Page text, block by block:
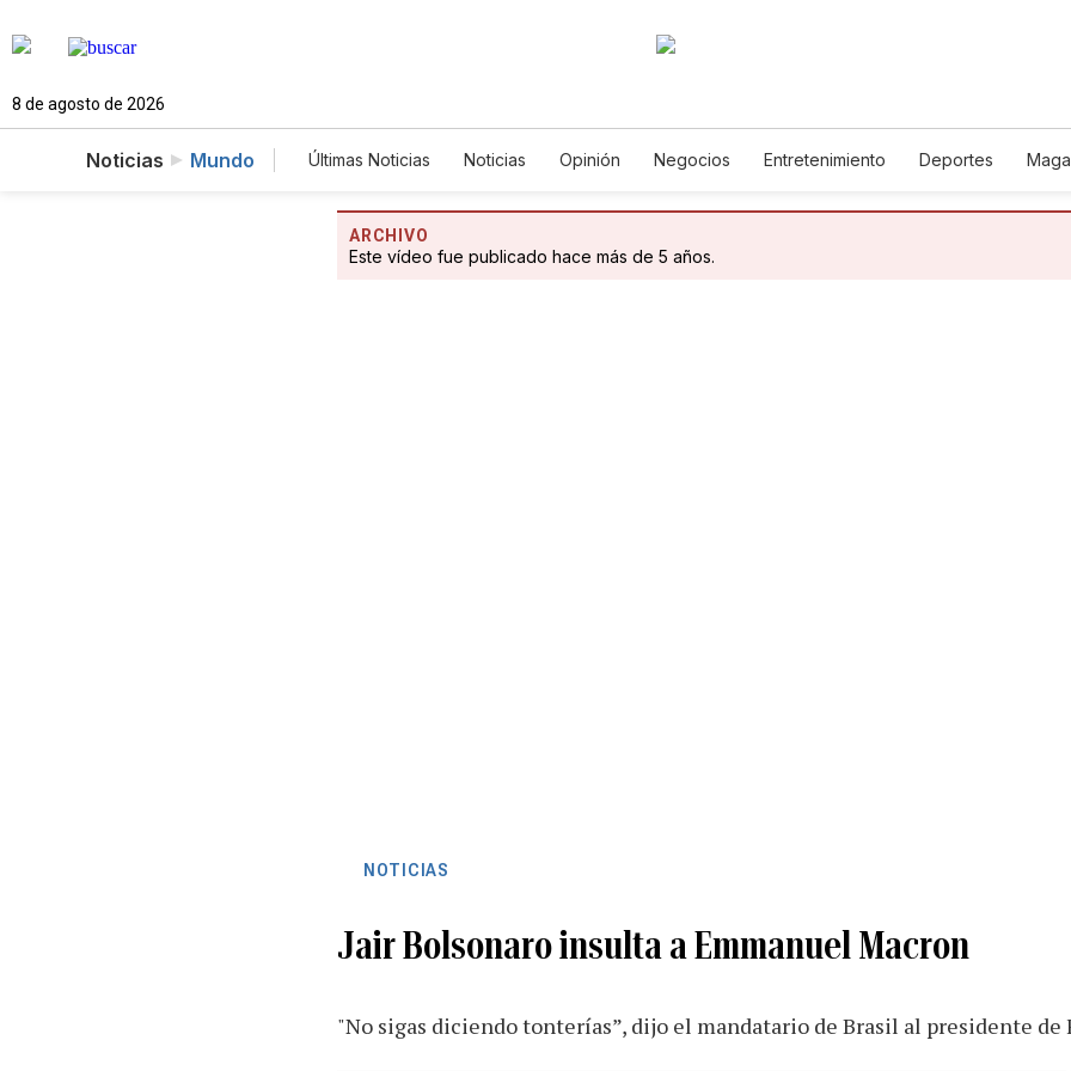
8 de agosto de 2026
Noticias Mundo Últimas Noticias Noticias Opinión Negocios Entretenimiento Deportes
ARCHIVO
Este vídeo fue publicado hace más de 5 años.
NOTICIAS
Jair Bolsonaro insulta a Emmanuel Macron
"No sigas diciendo tonterías”, dijo el mandatario de Brasil al presidente de